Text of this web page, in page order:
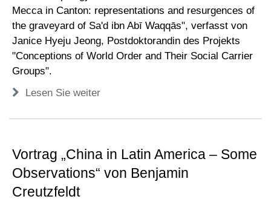
Mecca in Canton: representations and resurgences of
the graveyard of Sa'd ibn Abī Waqqās", verfasst von
Janice Hyeju Jeong, Postdoktorandin des Projekts
"Conceptions of World Order and Their Social Carrier
Groups".
Lesen Sie weiter
Vortrag „China in Latin America – Some
Observations“ von Benjamin
Creutzfeldt